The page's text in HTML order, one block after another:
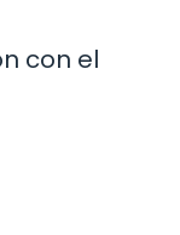
con el